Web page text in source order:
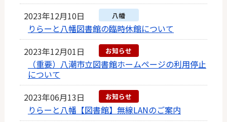
2023年12月10日
八幡
りらーと八幡図書館の臨時休館について
2023年12月01日
お知らせ
（重要）八潮市立図書館ホームページの利用停止
について
2023年06月13日
お知らせ
りらーと八幡【図書館】無線LANのご案内